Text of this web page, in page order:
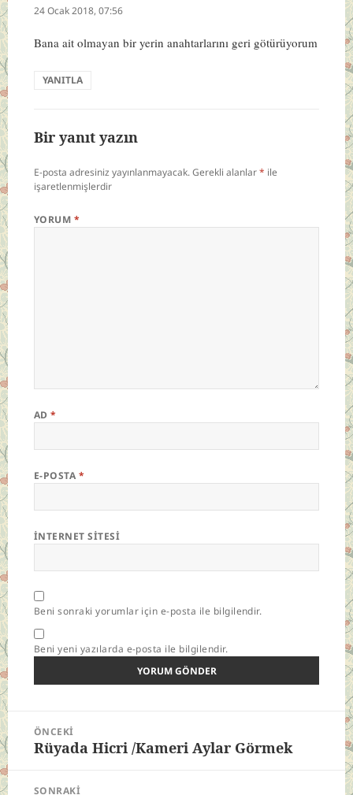
ki:
24 Ocak 2018, 07:56
Bana ait olmayan bir yerin anahtarlarını geri götürüyorum
YANITLA
Bir yanıt yazın
E-posta adresiniz yayınlanmayacak.Gerekli alanlar* ile
işaretlenmişlerdir
YORUM *
AD*
E-POSTA *
İNTERNET SITESI
Beni sonraki yorumlar için e-posta ile bilgilendir.
Beni yeni yazılarda e-posta ile bilgilendir.
Yazı
gezinmesi
ÖNCEKI
Önceki
Rüyada Hicri /Kameri Aylar Görmek
SONRAKI